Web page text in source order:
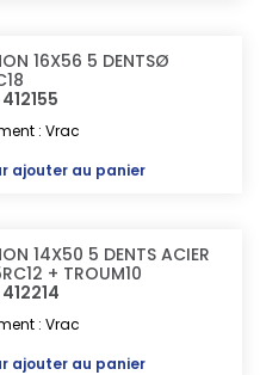
16X56 5 DENTSØ
: Vrac
ajouter au panier
14X50 5 DENTS ACIER
+ TROUM10
: Vrac
ajouter au panier